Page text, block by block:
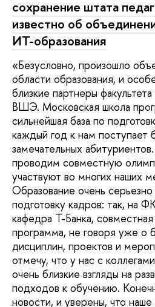
сохранение штата
известно об
ИТ-образования
«Безусловно, произошло
области образования, и
близкие партнеры
ВШЭ. Московская школа
сильнейшая база по
каждый год к нам поступает
замечательных
проводим совместную
участвуют во многих наших
Образование очень серьезно
подготовку кадров: так, на
кафедра Т-Банка, совместная
программа, не говоря уже о
дисциплин, проектов и
отмечу, что у нас с
очень близкие взгляды на
подходов к обучению.
новости, и уверены, что